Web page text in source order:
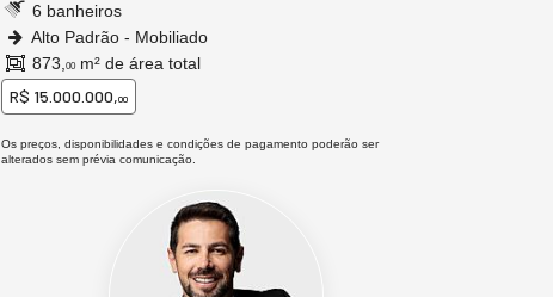
6 banheiros
Alto Padrão - Mobiliado
873, 00 m² de área total
R$ 15.000.000,00
Os preços, disponibilidades e condições de pagamento poderão ser
alterados sem prévia comunicação.